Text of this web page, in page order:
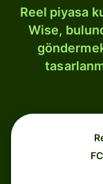
Reel piyasa
Wise,